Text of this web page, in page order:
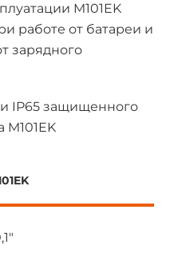
M101EK
работе от батареи и
зарядного
IP65 защищенного